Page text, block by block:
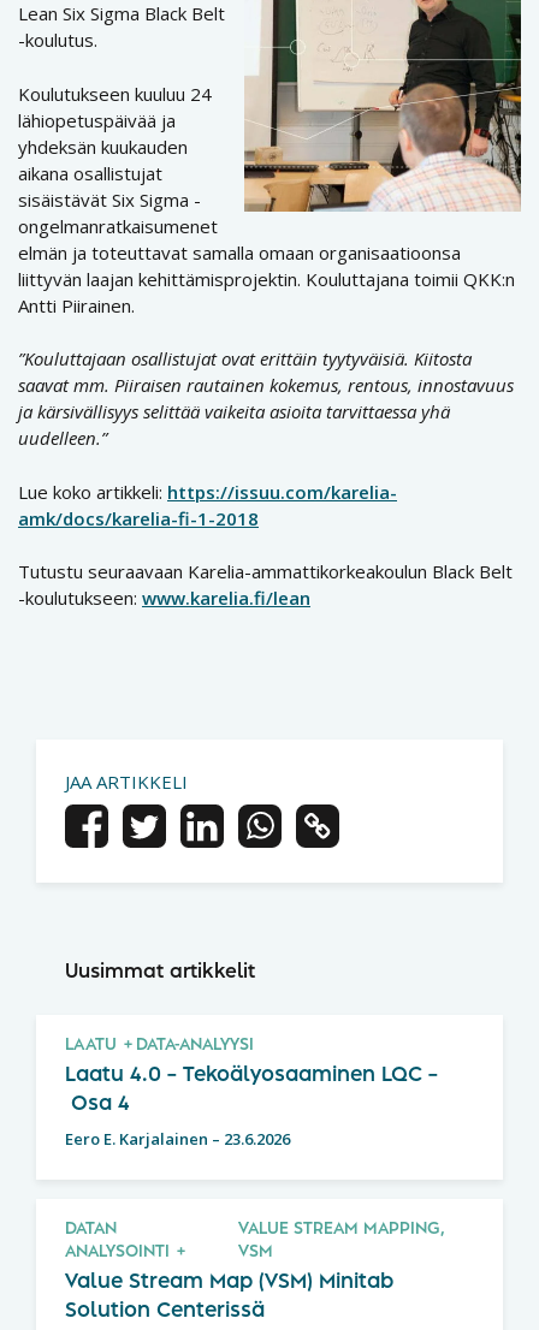
Lean Six Sigma Black Belt
-koulutus.
Koulutukseen kuuluu 24
lähiopetuspäivää ja
yhdeksän kuukauden
aikana osallistujat
sisäistävät Six Sigma -
ongelmanratkaisumenet
elmän ja toteuttavat samalla omaan organisaatioonsa
liittyvän laajan kehittämisprojektin. Kouluttajana toimii QKK:n
Antti Piirainen.
”Kouluttajaan osallistujat ovat erittäin tyytyväisiä. Kiitosta
saavat mm. Piiraisen rautainen kokemus, rentous, innostavuus
ja kärsivällisyys selittää vaikeita asioita tarvittaessa yhä
uudelleen.”
Lue koko artikkeli: https://issuu.com/karelia-
amk/docs/karelia-fi-1-2018
Tutustu seuraavaan Karelia-ammattikorkeakoulun Black Belt
-koulutukseen: www.karelia.fi/lean
JAA ARTIKKELI
Uusimmat artikkelit
LAATU DATA-ANALYYSI
Laatu 4.0 – Tekoälyosaaminen LQC –
Osa 4
Eero E. Karjalainen – 23.6.2026
DATAN
ANALYSOINTI
VALUE STREAM MAPPING,
VSM
Value Stream Map (VSM) Minitab
Solution Centerissä